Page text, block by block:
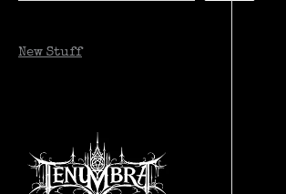
New Stuff